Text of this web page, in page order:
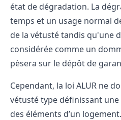
état de dégradation. La
temps et un usage normal
de la vétusté tandis qu'une
considérée comme un
pèsera sur le dépôt de
Cependant, la loi ALUR ne
vétusté type définissant
des éléments d’un